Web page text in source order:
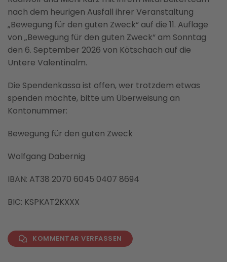
nach dem heurigen Ausfall ihrer Veranstaltung
„Bewegung für den guten Zweck“ auf die 11. Auflage
von „Bewegung für den guten Zweck“ am Sonntag
den 6. September 2026 von Kötschach auf die
Untere Valentinalm.
Die Spendenkassa ist offen, wer trotzdem etwas
spenden möchte, bitte um Überweisung an
Kontonummer:
Bewegung für den guten Zweck
Wolfgang Dabernig
IBAN: AT38 2070 6045 0407 8694
BIC: KSPKAT2KXXX
KOMMENTAR VERFASSEN